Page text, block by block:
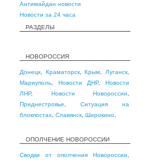
Антимайдан новости
Новости за 24 часа
РАЗДЕЛЫ
НОВОРОССИЯ
Донецк Краматорск,Крым Луганск
Мариуполь
Новости ДНР,Новости
ЛНР, Новости Новороссии
Приднестровье
Ситуация на
блокпостах Славянск Широкино
ОПОЛЧЕНИЕ НОВОРОССИИ
Сводки от ополчения Новороссии